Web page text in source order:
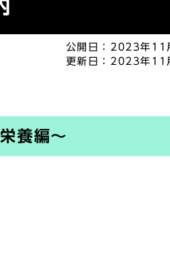
公開日： 2023年11
更新日： 2023年11
養編～